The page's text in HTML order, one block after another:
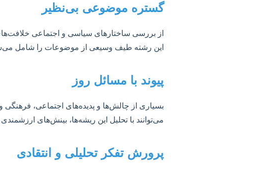
گستره موضوعی بی‌نظیر
از بررسی ساختارهای سیاسی و اجتماعی
این رشته طیف وسیعی از موضوعات را شامل
پیوند با مسائل روز
بسیاری از چالش‌ها و پدیده‌های اجتماعی،
می‌توانند با تحلیل این ریشه‌ها، بینش‌های
پرورش تفکر تحلیلی و انتقادی